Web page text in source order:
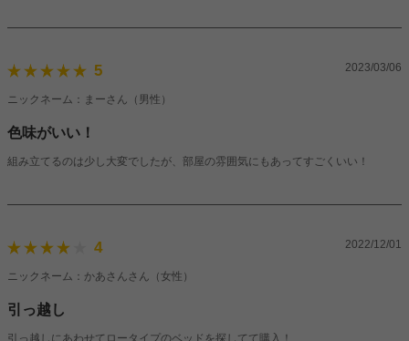
5 2023/03/06
ニックネーム：まーさん（男性）
色味がいい！
組み立てるのは少し大変でしたが、部屋の雰囲気にもあってすごくいい！
4 2022/12/01
ニックネーム：かあさんさん（女性）
引っ越し